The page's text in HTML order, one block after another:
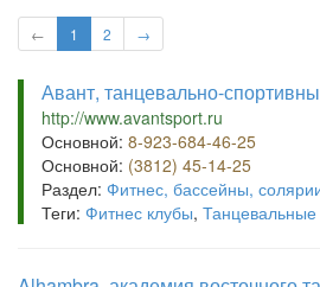
← 1 2 →
Авант, танцевально-
http://www.avantsport.ru
Основной: 8-923-684-46-25
Основной: (3812) 45-14-25
Раздел: Фитнес, бассейны,
Теги: Фитнес клубы,